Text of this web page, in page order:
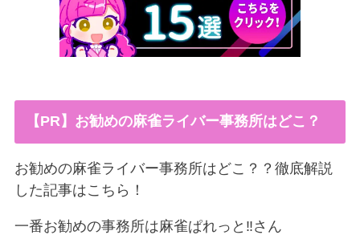
【PR】お勧めの麻雀ライバー事務所はどこ？
お勧めの麻雀ライバー事務所はどこ？？徹底解説
した記事はこちら！
一番お勧めの事務所は麻雀ぱれっと‼︎さん